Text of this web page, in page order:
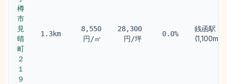
樽
市
見
晴
町
２
１
９
1.3km
8,550
円/㎡
28,300
円/坪
0.0%
銭函駅
(1,100m)